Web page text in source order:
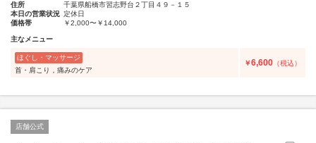
住所
千葉県船橋市習志野台２丁目４９－１５
本日の営業状況 定休日
価格帯
￥2,000〜￥14,000
主なメニュー
ほぐし・マッサージ
首・肩こり，痛みのケア
￥6,600 （税込）
店舗公式